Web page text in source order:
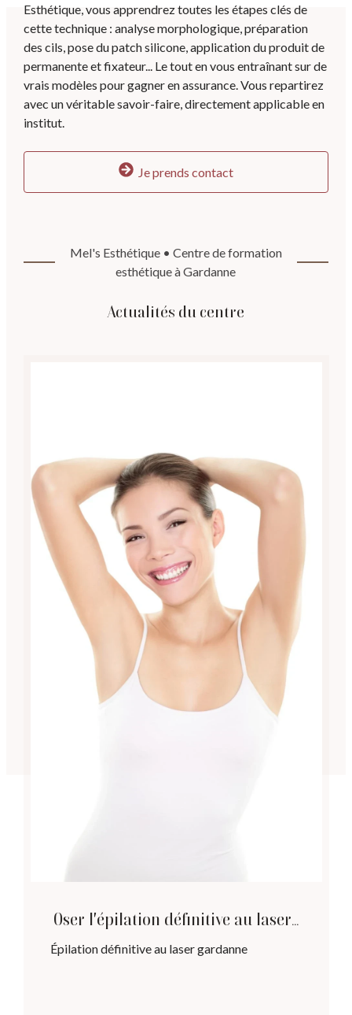
Esthétique, vous apprendrez toutes les étapes clés de
cette technique : analyse morphologique, préparation
des cils, pose du patch silicone, application du produit de
permanente et fixateur... Le tout en vous entraînant sur de
vrais modèles pour gagner en assurance. Vous repartirez
avec un véritable savoir-faire, directement applicable en
institut.
Je prends contact
Mel's Esthétique • Centre de formation
esthétique à Gardanne
Actualités du centre
Oser l'épilation définitive au laser :
fini les poils, bonjour la peau
Épilation définitive au laser gardanne